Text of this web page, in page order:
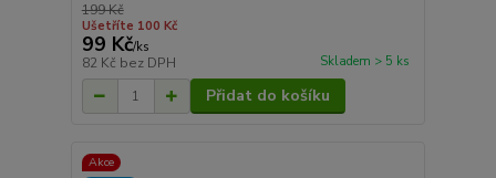
199 Kč
Ušetříte 100 Kč
99 Kč/ks
82 Kč bez DPH Skladem > 5 ks
Přidat do košíku
Akce